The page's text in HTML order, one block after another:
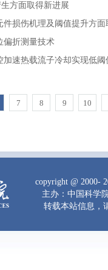
方面取得新进展
损伤机理及阈值提升方面
偏折测量技术
速热载流子冷却实现低
7 8 9 10
copyright @ 2000-
主办：中国科学
转载本站信息，